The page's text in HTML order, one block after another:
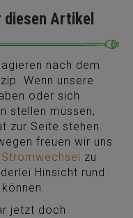
Artikel
nach dem
Wenn unsere
oder sich
stellen müssen,
zur Seite stehen.
freuen wir uns
Stromwechsel
zu
Hinsicht rund
jetzt doch